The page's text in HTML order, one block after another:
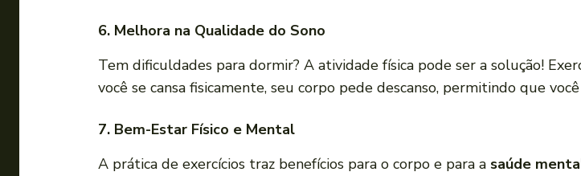
6. Melhora na Qualidade do Sono
Tem dificuldades para dormir? A atividade física pode ser a solução!
você se cansa fisicamente, seu corpo pede descanso, permitindo que
7. Bem-Estar Físico e Mental
A prática de exercícios traz benefícios para o corpo e para a saúde